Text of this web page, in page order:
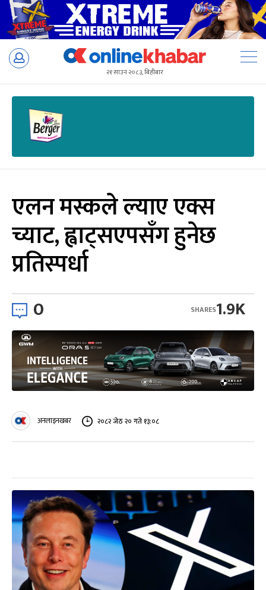
Skip
२१ साउन २०८३, बिहीबार
एलन मस्कले ल्याए एक्स
च्याट, ह्वाट्सएपसँग हुनेछ
प्रतिस्पर्धा
0 1.9K
SHARES
अनलाइनखबर २०८२ जेठ २० गते १३:०८